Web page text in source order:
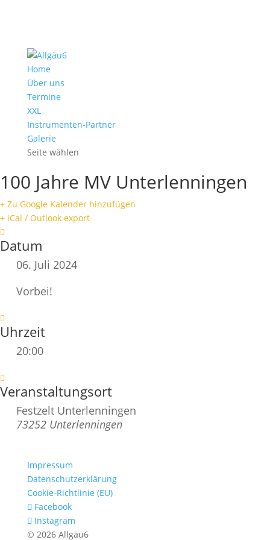
Home
Über uns
Termine
XXL
Instrumenten-Partner
Galerie
Seite wählen
100 Jahre MV Unterlenningen
+ Zu Google Kalender hinzufügen
+ iCal / Outlook export
Datum
06. Juli 2024
Vorbei!
Uhrzeit
20:00
Veranstaltungsort
Festzelt Unterlenningen
73252 Unterlenningen
Impressum
Datenschutzerklärung
Cookie-Richtlinie (EU)
Facebook
Instagram
© 2026 Allgäu6